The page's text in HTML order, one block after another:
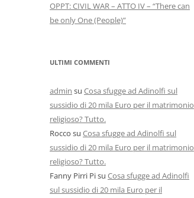
OPPT: CIVIL WAR – ATTO IV – “There can
be only One (People)”
ULTIMI COMMENTI
admin su Cosa sfugge ad Adinolfi sul
sussidio di 20 mila Euro per il matrimonio
religioso? Tutto.
Rocco su Cosa sfugge ad Adinolfi sul
sussidio di 20 mila Euro per il matrimonio
religioso? Tutto.
Fanny Pirri Pisu Cosa sfugge ad Adinolfi
sul sussidio di 20 mila Euro per il